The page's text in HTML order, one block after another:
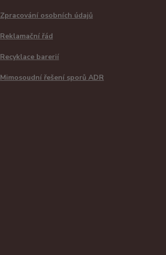
Zpracování osobních údajů
Reklamační řád
Recyklace barerií
Mimosoudní řešení sporů ADR